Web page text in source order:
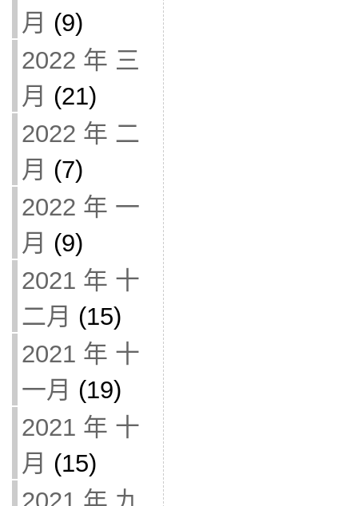
月 (9)
2022 年 三
月 (21)
2022 年 二
月 (7)
2022 年 一
月 (9)
2021 年 十
二月 (15)
2021 年 十
一月 (19)
2021 年 十
月 (15)